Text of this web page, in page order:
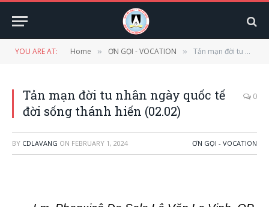
YOU ARE AT: Home » ƠN GỌI - VOCATION » Tản mạn đời tu nhân ngày quốc tế đời sống thánh hiến (02.02)
Tản mạn đời tu nhân ngày quốc tế
đời sống thánh hiến (02.02)
0
BY CDLAVANG ON FEBRUARY 1, 2024 ƠN GỌI - VOCATION